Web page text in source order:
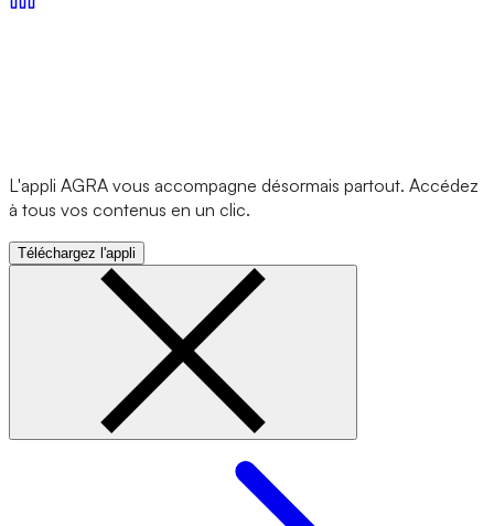
L'appli AGRA vous accompagne désormais partout. Accédez
à tous vos contenus en un clic.
Téléchargez l'appli